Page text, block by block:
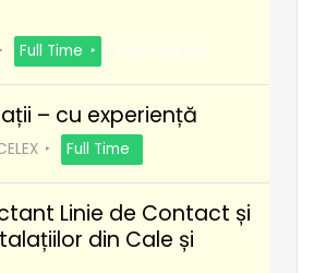
Full Time Recomanda
– cu experiență
Full Time
Linie de Contact și
din Cale și